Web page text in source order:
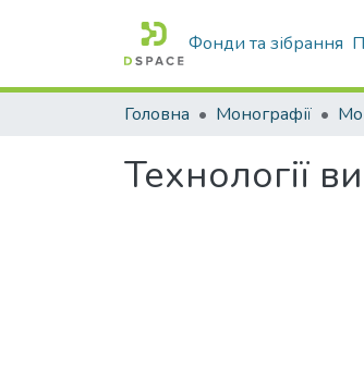
Фонди та зібрання
Головна Монографії
Технології